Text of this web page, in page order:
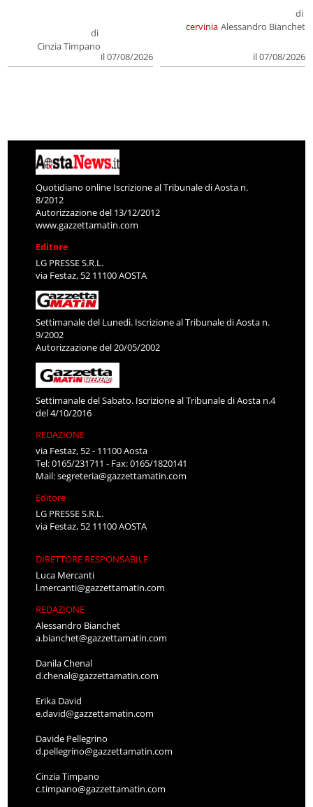
di
Cinzia Timpano
il 07/08/2026
cervinia
di
Alessandro Bianchet
il 07/08/2026
Quotidiano online Iscrizione al Tribunale di Aosta n.
8/2012
Autorizzazione del 13/12/2012
www.gazzettamatin.com
Editore
LG PRESSE S.R.L.
via Festaz, 52 11100 AOSTA
Settimanale del Lunedì. Iscrizione al Tribunale di Aosta n.
9/2002
Autorizzazione del 20/05/2002
Settimanale del Sabato. Iscrizione al Tribunale di Aosta n.4
del 4/10/2016
REDAZIONE
via Festaz, 52 - 11100 Aosta
Tel: 0165/231711 - Fax: 0165/1820141
Mail:segreteria@gazzettamatin.com
Editore
LG PRESSE S.R.L.
via Festaz, 52 11100 AOSTA
DIRETTORE RESPONSABILE
Luca Mercanti
l.mercanti@gazzettamatin.com
REDAZIONE
Alessandro Bianchet
a.bianchet@gazzettamatin.com
Danila Chenal
d.chenal@gazzettamatin.com
Erika David
e.david@gazzettamatin.com
Davide Pellegrino
d.pellegrino@gazzettamatin.com
Cinzia Timpano
c.timpano@gazzettamatin.com